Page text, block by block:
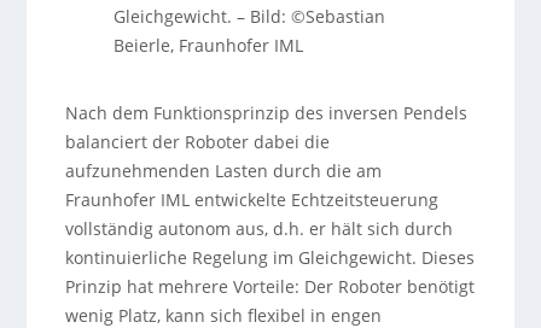
Gleichgewicht. – Bild: ©Sebastian
Beierle, Fraunhofer IML
Nach dem Funktionsprinzip des inversen Pendels
balanciert der Roboter dabei die
aufzunehmenden Lasten durch die am
Fraunhofer IML entwickelte Echtzeitsteuerung
vollständig autonom aus, d.h. er hält sich durch
kontinuierliche Regelung im Gleichgewicht. Dieses
Prinzip hat mehrere Vorteile: Der Roboter benötigt
wenig Platz, kann sich flexibel in engen